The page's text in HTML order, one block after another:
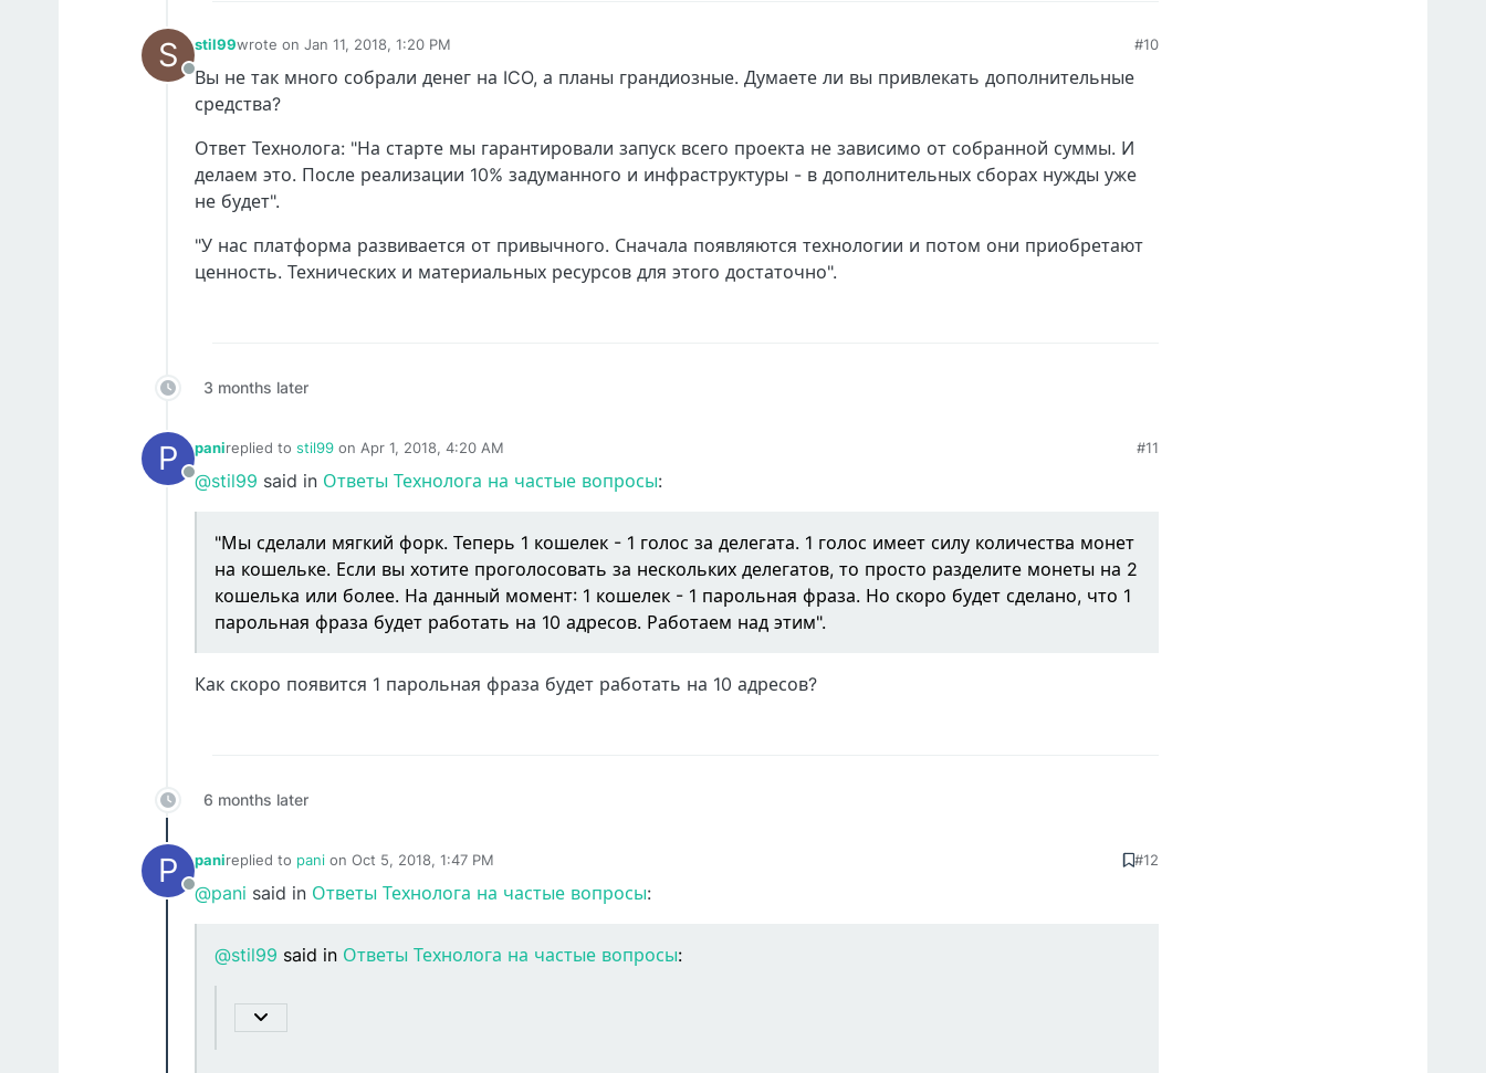
S
Offline
stil99wrote on Jan 11, 2018, 1:20 PM
last edited by
#10
Вы не так много собрали денег на ICO, а планы грандиозные. Думаете ли вы привлекать дополнительные
средства?
Ответ Технолога: "На старте мы гарантировали запуск всего проекта не зависимо от собранной суммы. И
делаем это. После реализации 10% задуманного и инфраструктуры - в дополнительных сборах нужды уже
не будет".
"У нас платформа развивается от привычного. Сначала появляются технологии и потом они приобретают
ценность. Технических и материальных ресурсов для этого достаточно".
3 months later
P
Offline
panireplied to stil99 on Apr 1, 2018, 4:20 AM
last edited by
#11
@stil99 said in Ответы Технолога на частые вопросы:
"Мы сделали мягкий форк. Теперь 1 кошелек - 1 голос за делегата. 1 голос имеет силу количества монет
на кошельке. Если вы хотите проголосовать за нескольких делегатов, то просто разделите монеты на 2
кошелька или более. На данный момент: 1 кошелек - 1 парольная фраза. Но скоро будет сделано, что 1
парольная фраза будет работать на 10 адресов. Работаем над этим".
Как скоро появится 1 парольная фраза будет работать на 10 адресов?
6 months later
P
Offline
panireplied to pani on Oct 5, 2018, 1:47 PM
last edited by
#12
@pani said in Ответы Технолога на частые вопросы:
@stil99 said in Ответы Технолога на частые вопросы: